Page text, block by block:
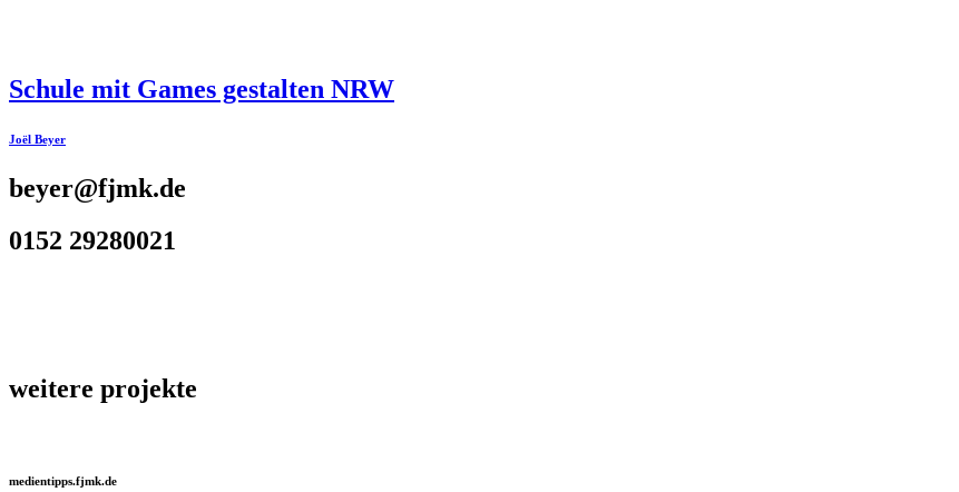
Schule mit Games gestalten NRW
Joël Beyer
beyer@fjmk.de
0152 29280021
weitere projekte
medientipps.fjmk.de